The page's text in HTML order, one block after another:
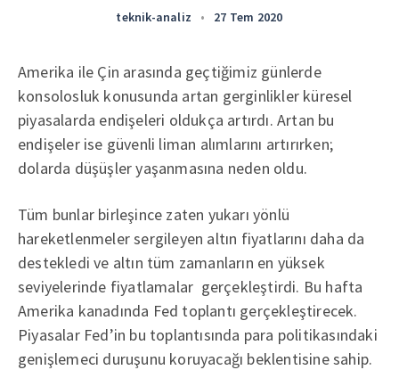
teknik-analiz • 27 Tem 2020
Amerika ile Çin arasında geçtiğimiz günlerde
konsolosluk konusunda artan gerginlikler küresel
piyasalarda endişeleri oldukça artırdı. Artan bu
endişeler ise güvenli liman alımlarını artırırken;
dolarda düşüşler yaşanmasına neden oldu.
Tüm bunlar birleşince zaten yukarı yönlü
hareketlenmeler sergileyen altın fiyatlarını daha da
destekledi ve altın tüm zamanların en yüksek
seviyelerinde fiyatlamalar gerçekleştirdi. Bu hafta
Amerika kanadında Fed toplantı gerçekleştirecek.
Piyasalar Fed’in bu toplantısında para politikasındaki
genişlemeci duruşunu koruyacağı beklentisine sahip.